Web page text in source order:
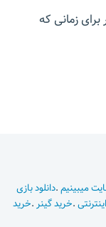
زمانی که
میبینیم.دانلود بازی
.خرید گینر .خرید